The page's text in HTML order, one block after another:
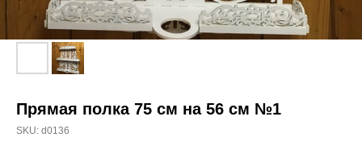
Прямая полка 75 см на 56 см №1
SKU: d0136